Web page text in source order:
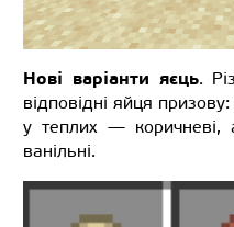
Нові варіанти яєць.
відповідні яйця
у теплих — коричневі,
ванільні.